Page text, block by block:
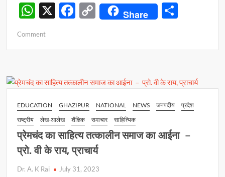
W
h
at
p
p
X
F
o
o
k
C
o
n
k
Share
Commenton
करने
के
प्रेमचन्द
जैसे
साहित्यकार
आवश्यक
EDUCATION GHAZIPUR NATIONAL NEWS जनपदीय
प्रदेश
राष्ट्रीय
लेख-आलेख शैक्षिक समाचार साहित्यिक
प्रेमचंद का साहित्य तत्कालीन समाज का आईना –
प्रो. वी के राय, प्राचार्य
Dr. A. K Rai July 31, 2023